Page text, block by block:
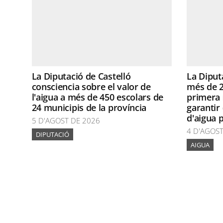
La Diputació de Castelló
consciencia sobre el valor de
l'aigua a més de 450 escolars de
24 municipis de la província
5 D'AGOST DE 2026
DIPUTACIÓ
La
més de
primera
garantir
d'aigua
4
AIGUA